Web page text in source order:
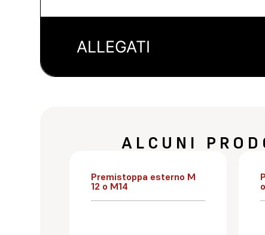
ALLEGATI
ALCUNI
Premistoppa esterno M
12 o M14